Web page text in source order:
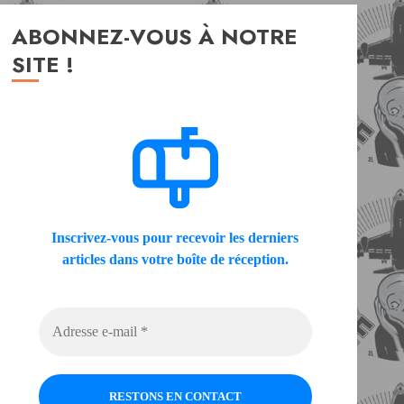
ABONNEZ-VOUS À NOTRE
SITE !
Inscrivez-vous pour recevoir les derniers
articles dans votre boîte de réception.